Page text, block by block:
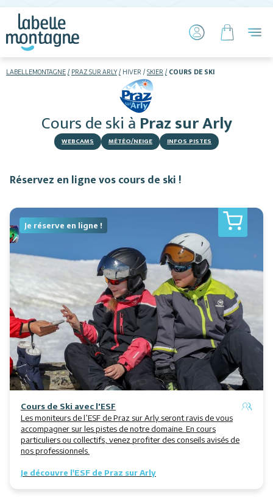
LABELLEMONTAGNE PRAZ SUR ARLY HIVER SKIER COURS DE SKI
Cours de ski à Praz sur Arly
WEBCAMS MÉTÉO/NEIGE INFOS PISTES
Hébergements
Activités
Restaurants
Animations
Services
Réservez en ligne vos cours de ski !
Je réserve en ligne !
Cours de Ski avec l'ESF
Les moniteurs de l’ESF de Praz sur Arly seront ravis de vous
accompagner sur les pistes de notre domaine. En cours
particuliers ou collectifs, venez profiter des conseils avisés de
nos professionnels.
Je découvre l'ESF de Praz sur Arly